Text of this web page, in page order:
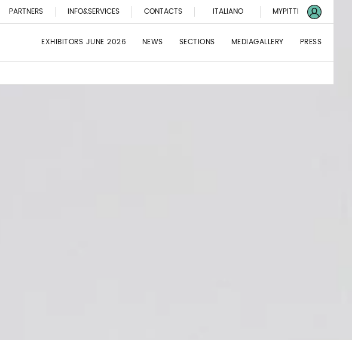
PARTNERS INFO&SERVICES CONTACTS ITALIANO MYPITTI
EXHIBITORS JUNE 2026 NEWS SECTIONS MEDIAGALLERY PRESS